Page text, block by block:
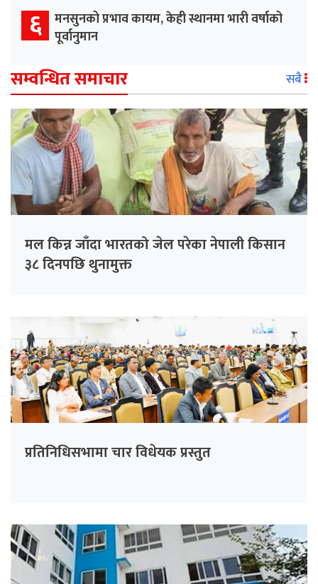
६ मनसुनको प्रभाव कायम, केही स्थानमा भारी वर्षाको
पूर्वानुमान
सम्वन्धित समाचार सबै
मल किन्न जाँदा भारतको जेल परेका नेपाली किसान
३८ दिनपछि थुनामुक्त
प्रतिनिधिसभामा चार विधेयक प्रस्तुत